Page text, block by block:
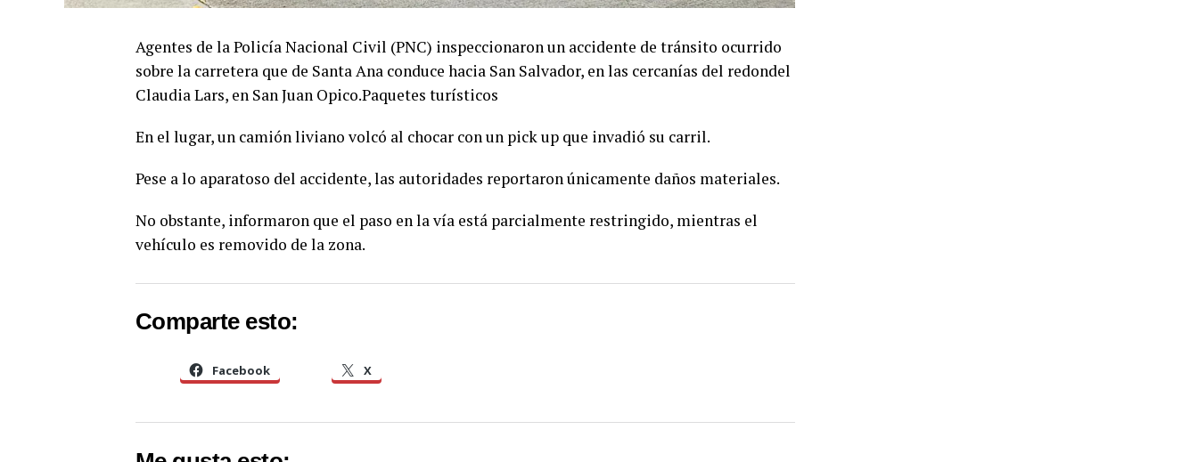
Agentes de la Policía Nacional Civil (PNC) inspeccionaron un accidente de tránsito ocurrido
sobre la carretera que de Santa Ana conduce hacia San Salvador, en las cercanías del redondel
Claudia Lars, en San Juan Opico.Paquetes turísticos
En el lugar, un camión liviano volcó al chocar con un pick up que invadió su carril.
Pese a lo aparatoso del accidente, las autoridades reportaron únicamente daños materiales.
No obstante, informaron que el paso en la vía está parcialmente restringido, mientras el
vehículo es removido de la zona.
Comparte esto:
Facebook X